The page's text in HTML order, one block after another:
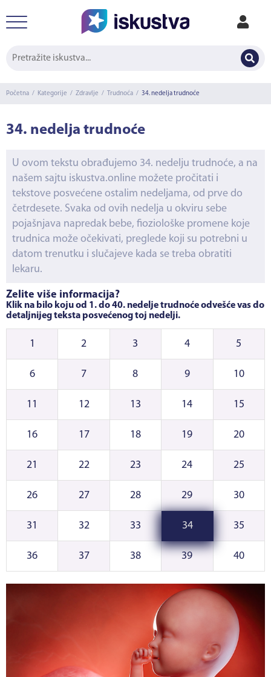
Početna / Kategorije / Zdravlje / Trudnoća / 34. nedelja trudnoće
34. nedelja trudnoće
U ovom tekstu obrađujemo 34. nedelju trudnoće, a na
našem sajtu iskustva.online možete pročitati i
tekstove posvećene ostalim nedeljama, od prve do
četrdesete. Svaka od ovih nedelja u okviru sebe
pojašnjava napredak bebe, fioziološke promene koje
trudnica može očekivati, preglede koji su potrebni u
datom trenutku i slučajeve kada se treba obratiti
lekaru.
Želite više informacija?
Klik na bilo koju od 1. do 40. nedelje trudnoće odvešće vas do
detaljnijeg teksta posvećenog toj nedelji.
1 2 3 4 5
6 7 8 9 10
11 12 13 14 15
16 17 18 19 20
21 22 23 24 25
26 27 28 29 30
31 32 33 34 35
36 37 38 39 40